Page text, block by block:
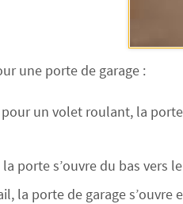
une porte de garage :
un volet roulant, la
porte s’ouvre du bas
la porte de garage s’ouvre